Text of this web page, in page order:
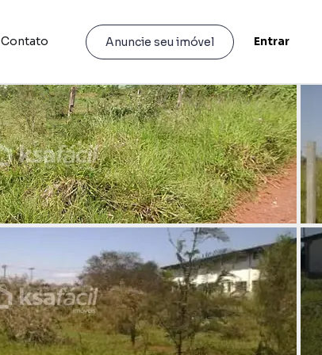
Contato Anuncie seu imóvel Entrar